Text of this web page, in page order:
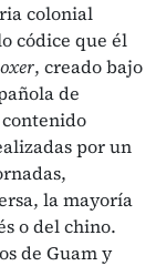
colonial
códice que él
, creado bajo
de
por un
la mayoría
o del chino.
de Guam y